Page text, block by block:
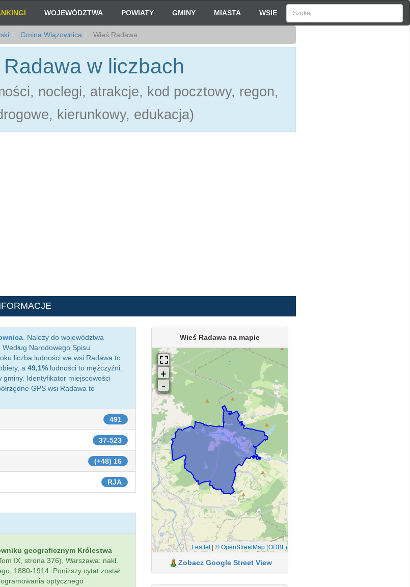
WOJEWÓDZTWA POWIATY GMINY MIASTA WSIE
Gmina Wiązownica Wieś Radawa
w liczbach
noclegi, atrakcje, kod pocztowy, regon,
kierunkowy, edukacja)
. Należy do województwa
. Według Narodowego Spisu
liczba ludności we wsi Radawa to
a 49,1% ludności to mężczyźni.
gminy. Identyfikator miejscowości
GPS wsi Radawa to
491
37-523
(+48) 16
RJA
geograficznym Królestwa
IX, strona 376), Warszawa: nakł.
1880-1914. Poniższy cytat został
optycznego
Wieś Radawa na mapie
Leaflet| © OpenStreetMap (ODBL)
Zobacz Google Street View